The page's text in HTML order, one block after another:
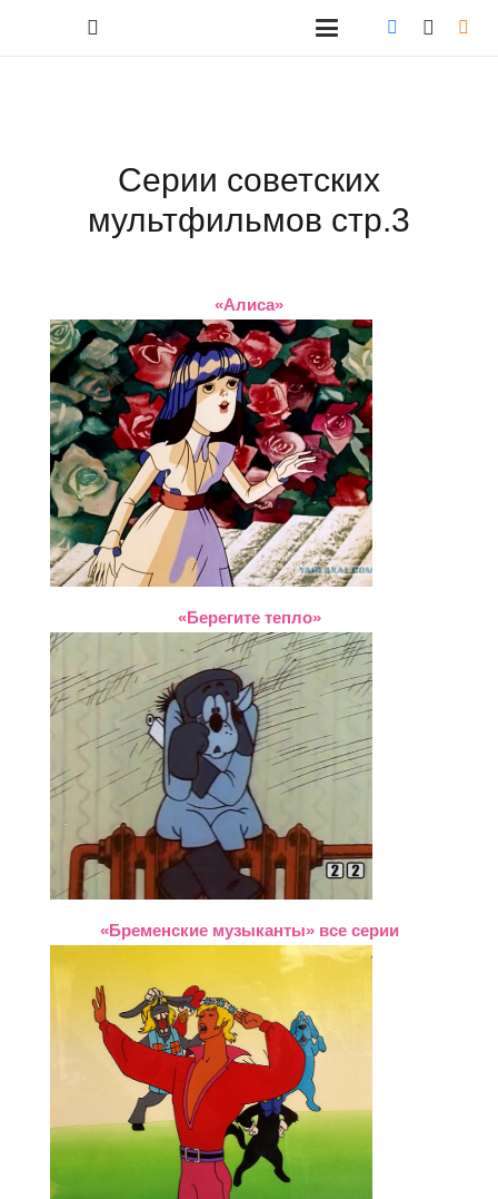
Серии советских
мультфильмов стр.3
«Алиса»
«Берегите тепло»
«Бременские музыканты» все серии